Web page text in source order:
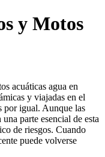
y Motos
agua en
y viajadas en el
por igual. Aunque las
parte esencial de esta
de riesgos. Cuando
puede volverse